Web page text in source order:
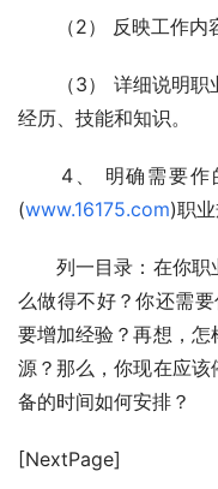
（2） 反映工作内
（3） 详细说明职
经历、技能和知识。
4、 明确需要作
(www.16175.com)职
列一目录：在你职
么做得不好？你还需
要增加经验？再想，
源？那么，你现在应
备的时间如何安排？
[NextPage]